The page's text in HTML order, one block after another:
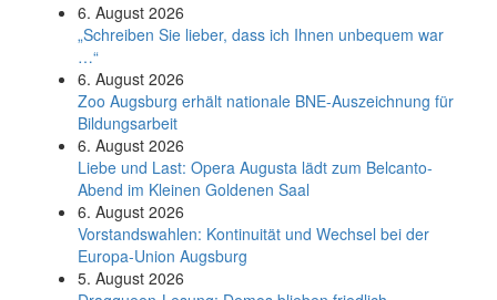
6. August 2026
„Schreiben Sie lieber, dass ich Ihnen unbequem war
…“
6. August 2026
Zoo Augsburg erhält nationale BNE-Auszeichnung für
Bildungsarbeit
6. August 2026
Liebe und Last: Opera Augusta lädt zum Belcanto-
Abend im Kleinen Goldenen Saal
6. August 2026
Vorstandswahlen: Kontinuität und Wechsel bei der
Europa-Union Augsburg
5. August 2026